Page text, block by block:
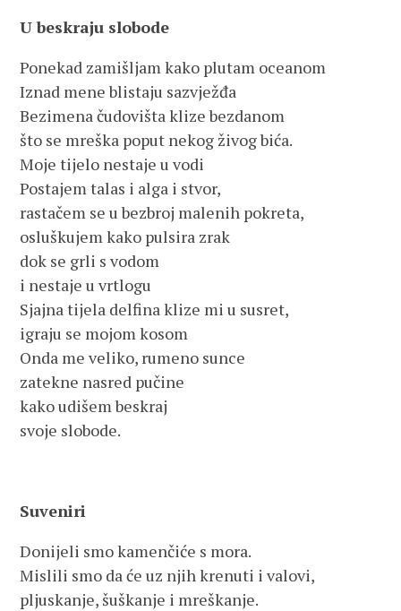
U beskraju slobode
Ponekad zamišljam kako plutam oceanom
Iznad mene blistaju sazvježđa
Bezimena čudovišta klize bezdanom
što se mreška poput nekog živog bića.
Moje tijelo nestaje u vodi
Postajem talas i alga i stvor,
rastačem se u bezbroj malenih pokreta,
osluškujem kako pulsira zrak
dok se grli s vodom
i nestaje u vrtlogu
Sjajna tijela delfina klize mi u susret,
igraju se mojom kosom
Onda me veliko, rumeno sunce
zatekne nasred pučine
kako udišem beskraj
svoje slobode.
Suveniri
Donijeli smo kamenčiće s mora.
Mislili smo da će uz njih krenuti i valovi,
pljuskanje, šuškanje i mreškanje.